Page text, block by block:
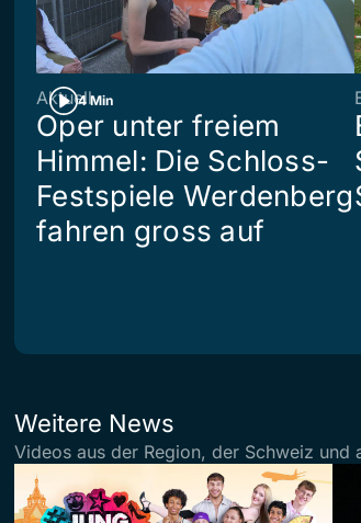
4 Min
Aktuell
Oper unter freiem
Himmel: Die Schloss-
Festspiele Werdenberg
fahren gross auf
Weitere News
Videos aus der Region, der Schweiz und